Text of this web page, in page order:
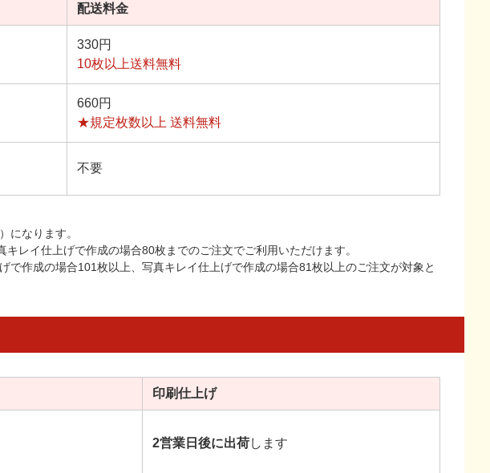
配送料金
330円
10枚以上送料無料
660円
★規定枚数以上 送料無料
不要
になります。
レイ仕上げで作成の場合80枚までのご注文でご利用いただけます。
で作成の場合101枚以上、写真キレイ仕上げで作成の場合81枚以上のご注文が対象と
印刷仕上げ
2営業日後に出荷します